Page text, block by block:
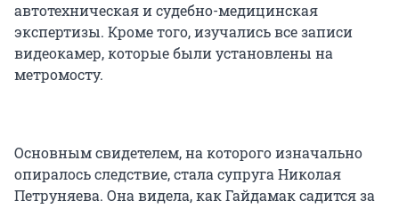
автотехническая и судебно-медицинская
экспертизы. Кроме того, изучались все записи
видеокамер, которые были установлены на
метромосту.
Основным свидетелем, на которого изначально
опиралось следствие, стала супруга Николая
Петруняева. Она видела, как Гайдамак садится за